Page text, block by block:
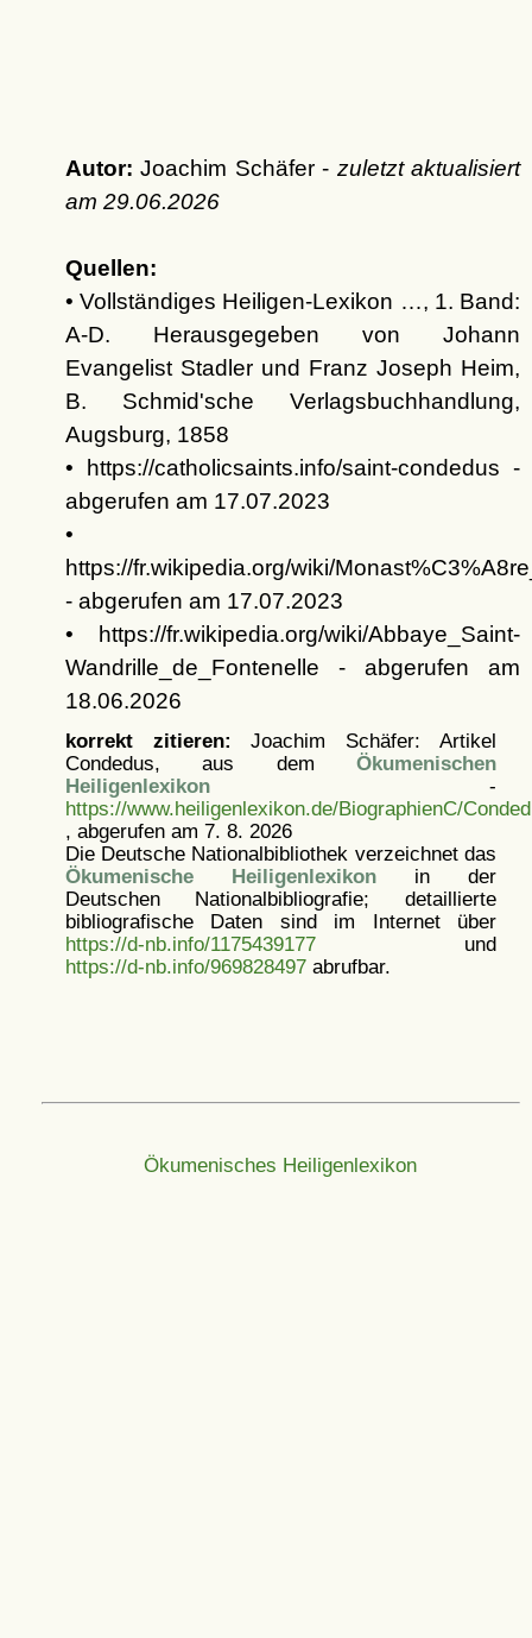
Autor: Joachim Schäfer - zuletzt aktualisiert
am 29.06.2026
Quellen:
• Vollständiges Heiligen-Lexikon …, 1. Band:
A-D. Herausgegeben von Johann
Evangelist Stadler und Franz Joseph Heim,
B. Schmid'sche Verlagsbuchhandlung,
Augsburg, 1858
• https://catholicsaints.info/saint-condedus -
abgerufen am 17.07.2023
•
https://fr.wikipedia.org/wiki/
- abgerufen am 17.07.2023
• https://fr.wikipedia.org/wiki/Abbaye_Saint-
Wandrille_de_Fontenelle - abgerufen am
18.06.2026
korrekt zitieren: Joachim Schäfer: Artikel
Condedus, aus dem Ökumenischen
Heiligenlexikon-
https://www.heiligenlexikon.de/BiographienC/
, abgerufen am 7. 8. 2026
Die Deutsche Nationalbibliothek verzeichnet das
Ökumenische Heiligenlexikonin der
Deutschen Nationalbibliografie; detaillierte
bibliografische Daten sind im Internet über
https://d-nb.info/1175439177und
https://d-nb.info/969828497abrufbar.
Ökumenisches Heiligenlexikon